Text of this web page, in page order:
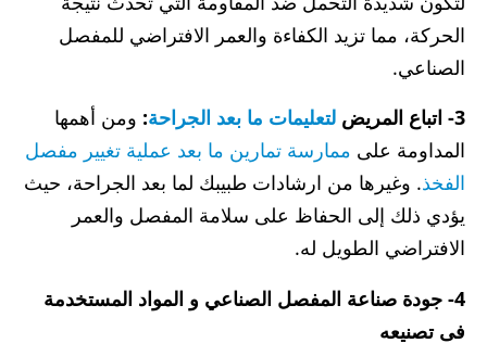
الحركة، مما تزيد الكفاءة والعمر الافتراضي للمفصل
الصناعي.
3- اتباع المريض
لتعليمات ما بعد الجراحة: ومن أهمها
المداومة على ممارسة تمارين ما بعد عملية تغيير مفصل
الفخذ. وغيرها من ارشادات طبيبك لما بعد الجراحة، حيث
يؤدي ذلك إلى الحفاظ على سلامة المفصل والعمر
الافتراضي الطويل له.
4- جودة صناعة المفصل الصناعي و المواد المستخدمة
فى تصنيعه